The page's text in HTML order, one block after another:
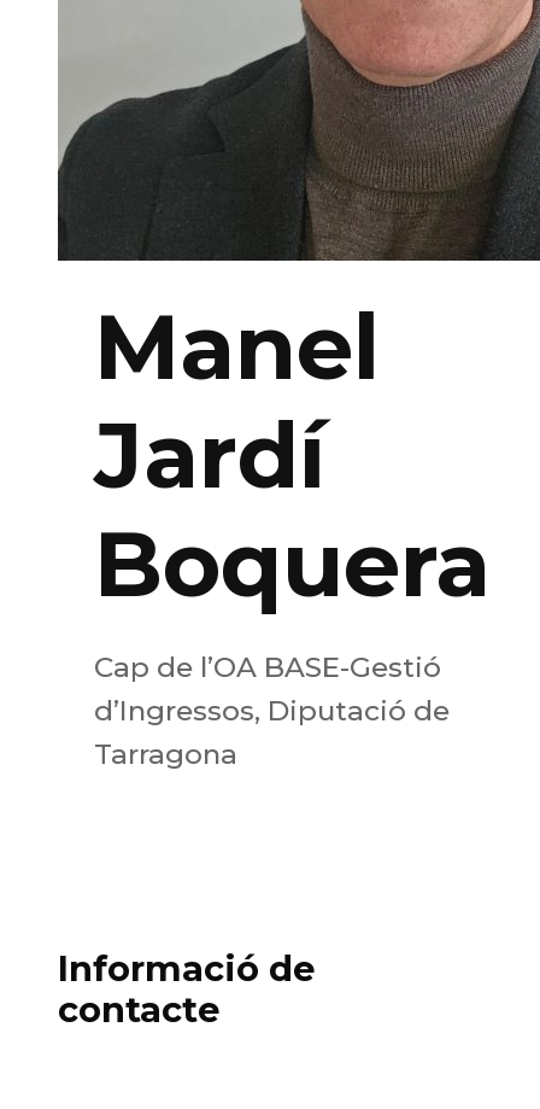
Manel
Jardí
Boquera
Cap de l’OA BASE-Gestió
d’Ingressos, Diputació de
Tarragona
Informació de
contacte